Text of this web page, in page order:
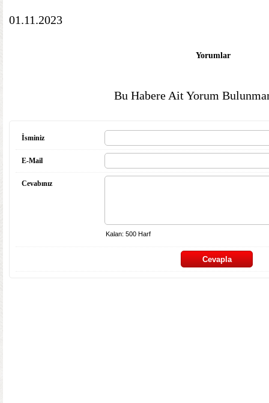
01.11.2023
Yorumlar
Bu Habere Ait Yorum
İsminiz
E-Mail
Cevabınız